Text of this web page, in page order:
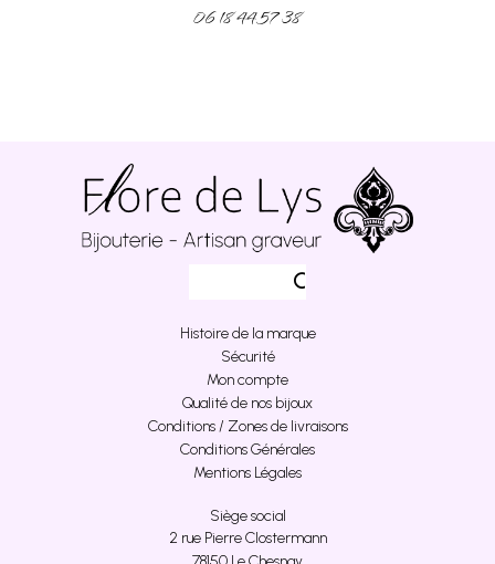
06 18 44 57 38
Histoire de la marque
Sécurité
Mon compte
Qualité de nos bijoux
Conditions / Zones de livraisons
Conditions Générales
Mentions Légales
Siège social
2 rue Pierre Clostermann